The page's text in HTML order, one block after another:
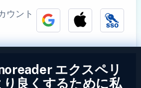
ウント
エクスペリ
良くするために私